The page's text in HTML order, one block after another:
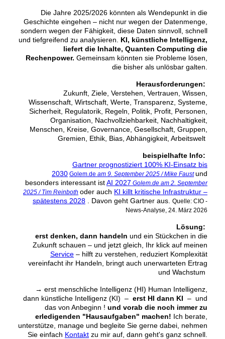
Die Jahre 2025/2026 könnten als Wendepunkt in die
Geschichte eingehen – nicht nur wegen der Datenmenge,
sondern wegen der Fähigkeit, diese Daten sinnvoll, schnell
und tiefgreifend zu analysieren. KI, künstliche Intelligenz,
liefert die Inhalte, Quanten Computing die
Rechenpower. Gemeinsam könnten sie Probleme lösen,
die bisher als unlösbar galten.
Herausforderungen:
Zukunft, Ziele, Verstehen, Vertrauen, Wissen,
Wissenschaft, Wirtschaft, Werte, Transparenz, Systeme,
Sicherheit, Regulatorik, Regeln, Politik, Profit, Personen,
Organisation, Nachvollziehbarkeit, Nachhaltigkeit,
Menschen, Kreise, Governance, Gesellschaft, Gruppen,
Gremien, Ethik, Bias, Abhängigkeit, Arbeitswelt
beispielhafte Info:
Gartner prognostiziert 100% KI-Einsatz bis
2030 Golem.de am 9. September 2025 / Mike Faust und
besonders interessant istAI 2027 Golem.de am 2. September
2025 / Tim Reinboth oder auch KI killt kritische Infrastruktur –
spätestens 2028 . Davon geht Gartner aus. Quelle: CIO -
News-Analyse, 24. März 2026
Lösung:
erst denken, dann handeln und ein Stückchen in die
Zukunft schauen ‒ und jetzt gleich, Ihr klick auf meinen
Service ‒ hilft zu verstehen, reduziert Komplexität
vereinfacht ihr Handeln, bringt auch unerwarteten Ertrag
und Wachstum
→ erst menschliche Intelligenz (HI) Human Intelligenz,
dann künstliche Intelligenz (KI) – erst HI dann KI – und
das von Anbeginn ! und vorab die noch immer zu
erledigenden "Hausaufgaben" machen! Ich berate,
unterstütze, manage und begleite Sie gerne dabei, nehmen
Sie einfach Kontakt zu mir auf, dann geht's ganz schnell.